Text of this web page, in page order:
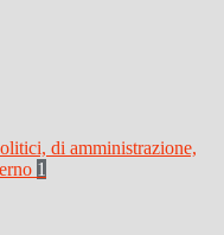
di amministrazione,
1